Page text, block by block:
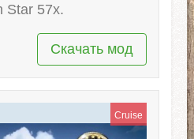
Star 57x.
Скачать мод
Cruise